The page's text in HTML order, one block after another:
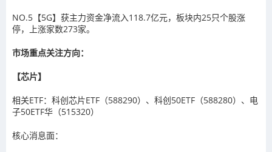
NO.5【5G】获主力资金净流入118.7亿元，板块内25只个股涨
停，上涨家数273家。
市场重点关注方向：
【芯片】
相关ETF：科创芯片ETF（588290）、科创50ETF（588280）、电
子50ETF华（515320）
核心消息面：